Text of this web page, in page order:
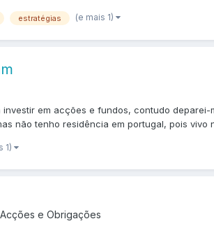
estratégias (e mais 1)
em acções e fundos, contudo
não tenho residência em portugal, pois vivo
1)
e Obrigações